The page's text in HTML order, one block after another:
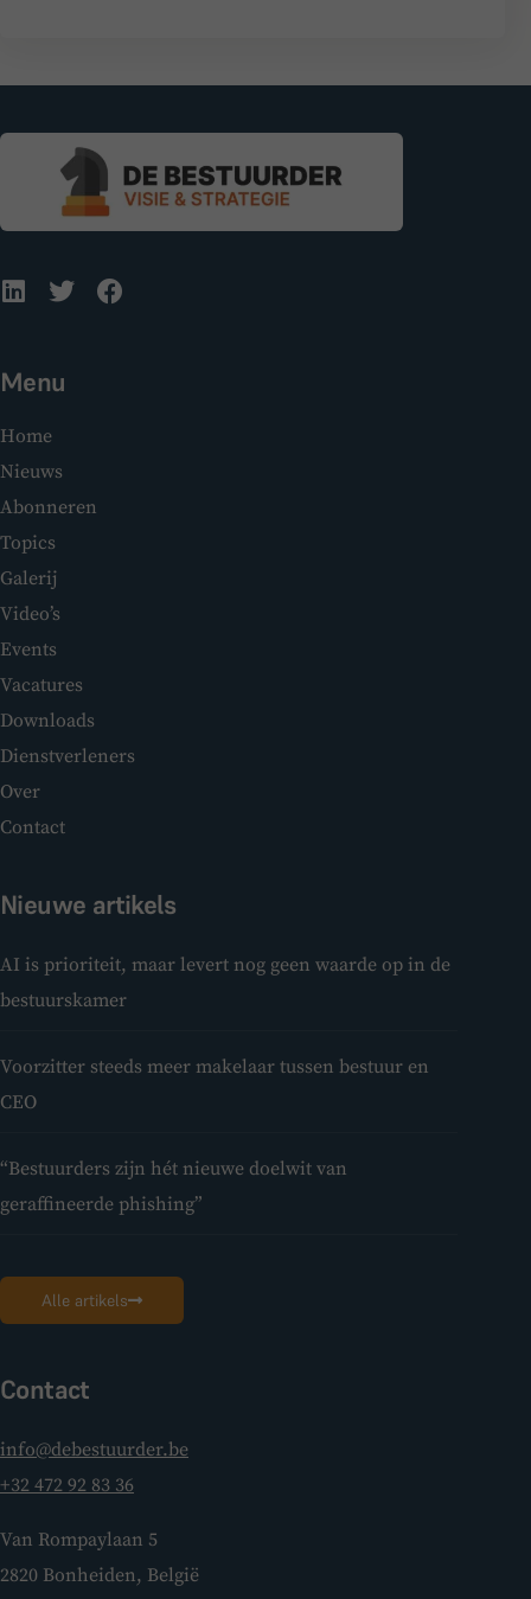
Menu
Home
Nieuws
Abonneren
Topics
Galerij
Video’s
Events
Vacatures
Downloads
Dienstverleners
Over
Contact
Nieuwe artikels
AI is prioriteit, maar levert nog geen waarde op in de
bestuurskamer
Voorzitter steeds meer makelaar tussen bestuur en
CEO
“Bestuurders zijn hét nieuwe doelwit van
geraffineerde phishing”
Alle artikels
Contact
info@debestuurder.be
+32 472 92 83 36
Van Rompaylaan 5
2820 Bonheiden, België